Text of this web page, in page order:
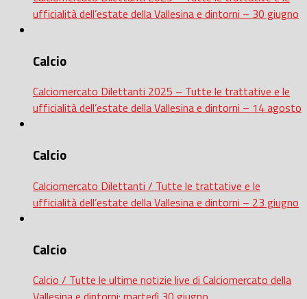
ufficialità dell’estate della Vallesina e dintorni – 30 giugno
Calcio
Calciomercato Dilettanti 2025 – Tutte le trattative e le
ufficialità dell’estate della Vallesina e dintorni – 14 agosto
Calcio
Calciomercato Dilettanti / Tutte le trattative e le
ufficialità dell’estate della Vallesina e dintorni – 23 giugno
Calcio
Calcio / Tutte le ultime notizie live di Calciomercato della